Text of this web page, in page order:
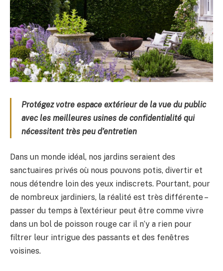
Protégez votre espace extérieur de la vue du public
avec les meilleures usines de confidentialité qui
nécessitent très peu d’entretien
Dans un monde idéal, nos jardins seraient des
sanctuaires privés où nous pouvons potis, divertir et
nous détendre loin des yeux indiscrets. Pourtant, pour
de nombreux jardiniers, la réalité est très différente –
passer du temps à l’extérieur peut être comme vivre
dans un bol de poisson rouge car il n’y a rien pour
filtrer leur intrigue des passants et des fenêtres
voisines.